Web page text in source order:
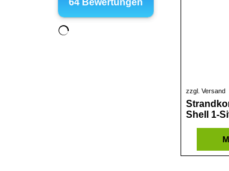
zzgl. Versand
Shell 1-